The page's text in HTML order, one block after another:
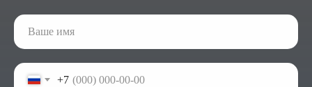
+7